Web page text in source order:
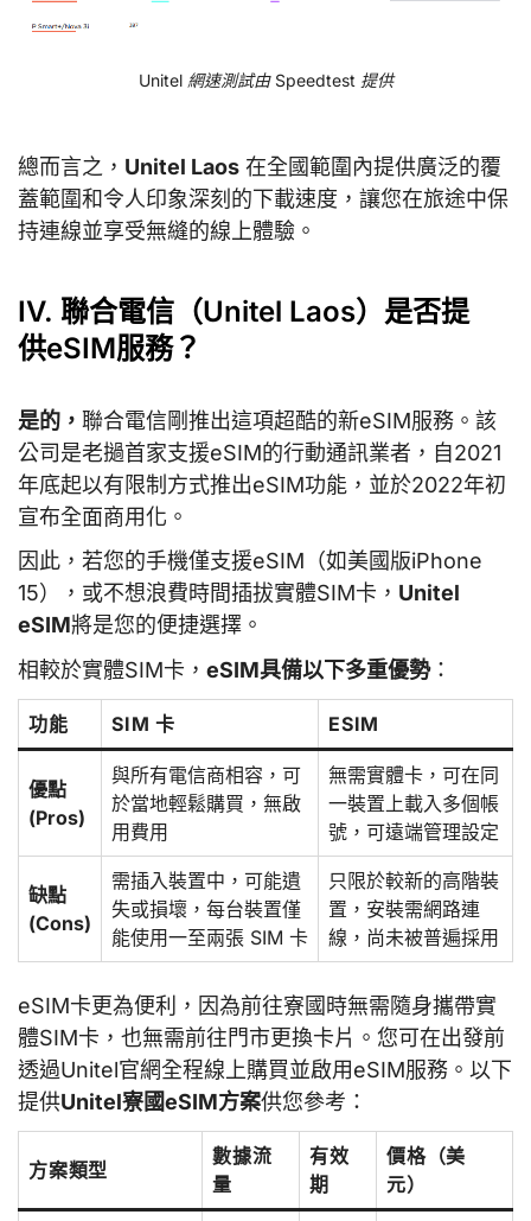
Unitel 網速測試由 Speedtest 提供
總而言之， Unitel Laos 在全國範圍內提供廣泛的覆
蓋範圍和令人印象深刻的下載速度，讓您在旅途中保
持連線並享受無縫的線上體驗。
IV. 聯合電信（Unitel Laos）是否提
供eSIM服務？
是的， 聯合電信剛推出這項超酷的新eSIM服務。該
公司是老撾首家支援eSIM的行動通訊業者，自2021
年底起以有限制方式推出eSIM功能，並於2022年初
宣布全面商用化。
因此，若您的手機僅支援eSIM（如美國版iPhone
15），或不想浪費時間插拔實體SIM卡， Unitel
eSIM將是您的便捷選擇。
相較於實體SIM卡， eSIM具備以下多重優勢：
功能 SIM 卡 ESIM
優點
(Pros)
與所有電信商相容，可
於當地輕鬆購買，無啟
用費用
無需實體卡，可在同
一裝置上載入多個帳
號，可遠端管理設定
缺點
(Cons)
需插入裝置中，可能遺
失或損壞，每台裝置僅
能使用一至兩張 SIM 卡
只限於較新的高階裝
置，安裝需網路連
線，尚未被普遍採用
eSIM卡更為便利，因為前往寮國時無需隨身攜帶實
體SIM卡，也無需前往門市更換卡片。您可在出發前
透過Unitel官網全程線上購買並啟用eSIM服務。以下
提供Unitel寮國eSIM方案供您參考：
方案類型
數據流
量
有效
期
價格（美
元）